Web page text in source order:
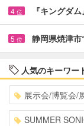
4 位 『キングダ
5 位 静岡県焼津
人気のキーワー
展示会/博覧会/
SUMMER